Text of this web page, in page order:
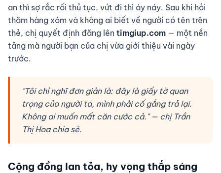
an thì sợ rắc rối thủ tục, vứt đi thì áy náy. Sau khi hỏi
thăm hàng xóm và không ai biết về người có tên trên
thẻ, chị quyết định đăng lên timgiup.com — một nền
tảng mà người bạn của chị vừa giới thiệu vài ngày
trước.
"Tôi chỉ nghĩ đơn giản là: đây là giấy tờ quan
trọng của người ta, mình phải cố gắng trả lại.
Không ai muốn mất căn cước cả." — chị Trần
Thị Hoa chia sẻ.
Cộng đồng lan tỏa, hy vọng thắp sáng